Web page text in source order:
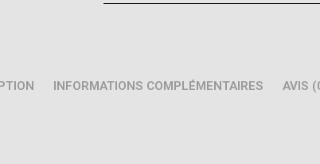
INFORMATIONS COMPLÉMENTAIRES AVIS